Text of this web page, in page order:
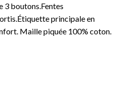
3 boutons.Fentes
principale en
Maille piquée 100% coton.